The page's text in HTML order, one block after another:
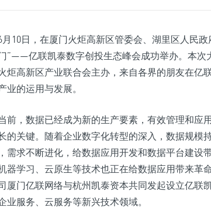
月10日，在厦门火炬高新区管委会、湖里区人民
”——亿联凯泰数字创投生态峰会成功举办。本次
炬高新区产业联合会主办，来自各界的朋友在亿
业的运用与发展。
前，数据已经成为新的生产要素，有效管理和应
的关键。随着企业数字化转型的深入，数据规模
需求不断进化，给数据应用开发和数据平台建设
器学习、云原生等技术也正在给数据应用带来革
厦门亿联网络与杭州凯泰资本共同发起设立亿联
业服务、云服务等新兴技术领域。